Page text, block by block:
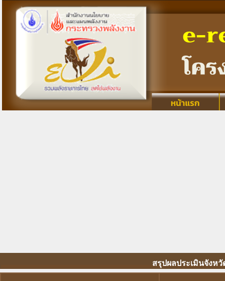
สรุปผลประเมินจังหวั